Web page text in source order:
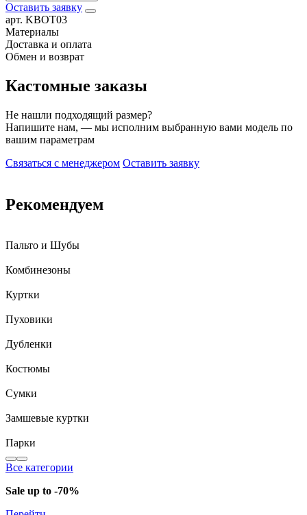
Оставить заявку
арт. KBOT03
Материалы
Доставка и оплата
Обмен и возврат
Кастомные заказы
Не нашли подходящий размер?
Напишите нам, — мы исполним выбранную вами модель по
вашим параметрам
Связаться с менеджером Оставить заявку
Рекомендуем
Пальто и Шубы
Комбинезоны
Куртки
Пуховики
Дубленки
Костюмы
Сумки
Замшевые куртки
Парки
Все категории
Sale up to -70%